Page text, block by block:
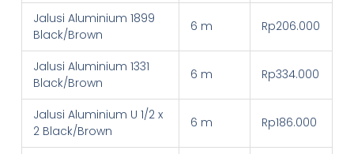
Jalusi Aluminium 1899
Black/Brown
6 m Rp206.000
Jalusi Aluminium 1331
Black/Brown
6 m Rp334.000
Jalusi Aluminium U 1/2 x
2 Black/Brown
6 m Rp186.000